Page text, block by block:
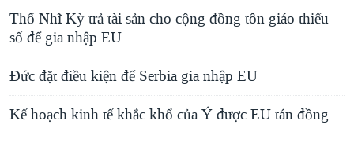
Thổ Nhĩ Kỳ trả tài sản cho cộng đồng tôn giáo thiểu
số để gia nhập EU
Đức đặt điều kiện để Serbia gia nhập EU
Kế hoạch kinh tế khắc khổ của Ý được EU tán đồng